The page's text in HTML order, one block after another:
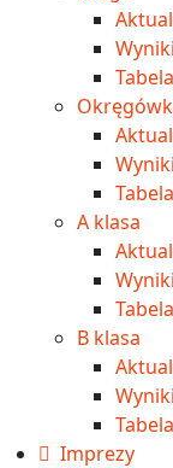
Wyniki
Tabela
Wyniki
Tabela
A klasa
Wyniki
Tabela
B klasa
Wyniki
Tabela
Imprezy